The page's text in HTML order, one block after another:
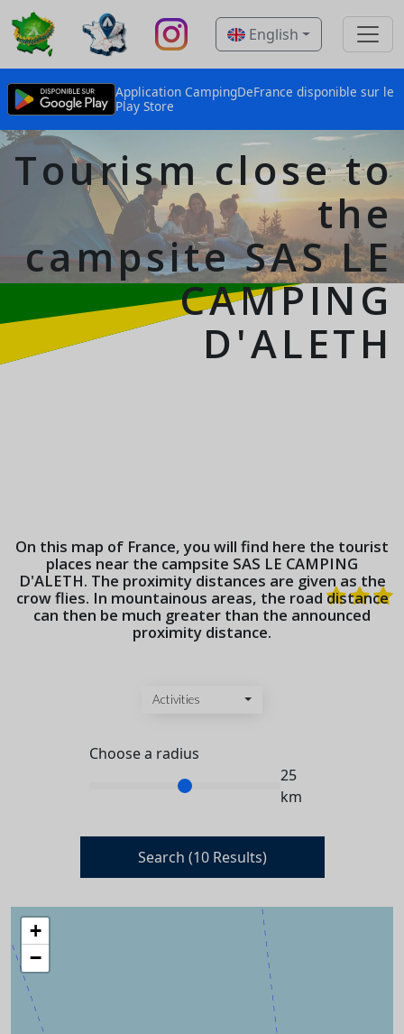
English
Application CampingDeFrance disponible sur le
Play Store
Tourism close to
the
campsiteSAS LE
CAMPING
D'ALETH
On this map of France, you will find here the tourist
places near the campsite SAS LE CAMPING
D'ALETH. The proximity distances are given as the
crow flies. In mountainous areas, the road distance
can then be much greater than the announced
proximity distance.
Activities
Choose a radius
25
km
Search (10Results)
+
−